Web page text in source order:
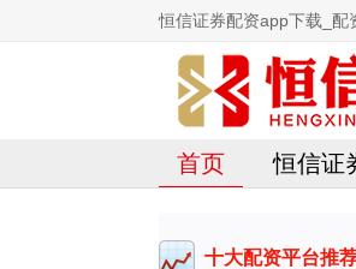
恒信证券配资app下载_配
首页 恒信证
十大配资平台推